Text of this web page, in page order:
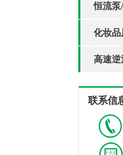
恒流
化妆品
高速逆
联系信